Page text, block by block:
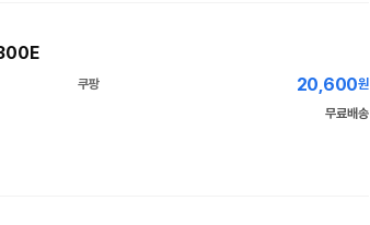
쿠팡 20,600원
무료배송